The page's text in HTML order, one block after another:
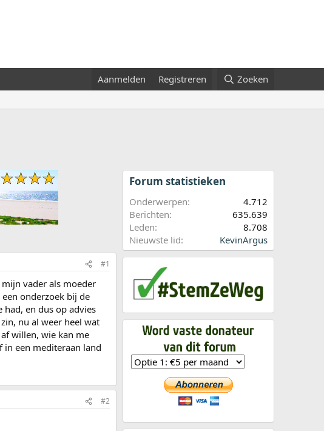
Aanmelden Registreren Zoeken
#1
vader als moeder
onderzoek bij de
en dus op advies
nu al weer heel wat
willen, wie kan me
in een mediteraan land
#2
Forum statistieken
Onderwerpen
4.712
Berichten
635.639
Leden
8.708
Nieuwste lid
KevinArgus